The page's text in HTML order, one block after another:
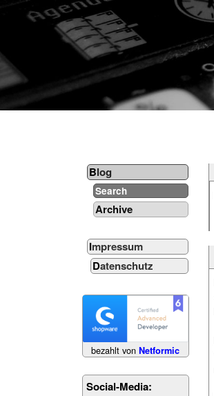
Blog
Search
Archive
Impressum
Datenschutz
bezahlt vonNetformic
Social-Media: